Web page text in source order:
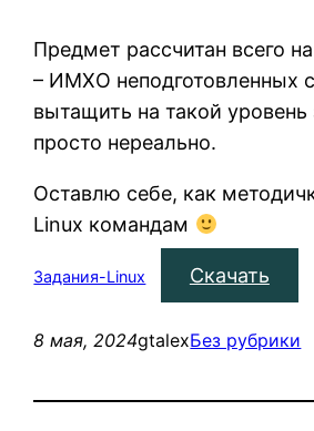
Предмет рассчитан всего
– ИМХО неподготовленных
вытащить на такой уровень
просто нереально.
Оставлю себе, как
Linux командам
Задания-Linux Скачать
8 мая, 2024gtalexБез рубрики